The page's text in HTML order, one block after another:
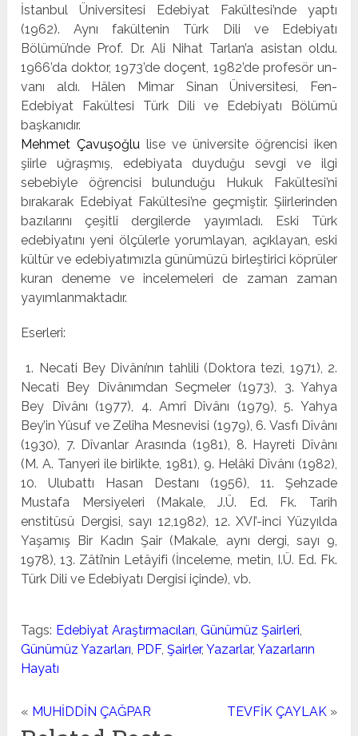
İstanbul Üniversitesi Edebi­yat Fakültesi’nde yaptı
(1962). Aynı fakültenin Türk Dili ve Edebiyatı
Bölümü’nde Prof. Dr. Ali Nihat Tarlan’a asistan oldu.
1966’da doktor, 1973’de doçent, 1982’de profesör un­
vanı aldı. Hâlen Mimar Sinan Üniversitesi, Fen-
Edebiyat Fa­kültesi Türk Dili ve Edebiyatı Bölümü
başkanıdır.
Mehmet Çavuşoğlu lise ve üniversite öğrencisi iken
şiirle uğraşmış, edebi­yata duyduğu sevgi ve ilgi
sebebiyle öğrencisi bulunduğu Hukuk Fakültesi’ni
bırakarak Edebiyat Fakültesi’ne geç­miştir. Şiirlerinden
bazılarını çeşitli dergilerde yayımladı. Eski Türk
edebiyatını yeni ölçülerle yorumlayan, açıkla­yan, eski
kültür ve edebiyatımızla günümüzü birleştirici köprüler
kuran deneme ve incelemeleri de zaman zaman
yayımlanmaktadır.
Eserleri:
1. Necati Bey Divânı’nın tahlili (Doktora tezi, 1971), 2.
Necati Bey Dîvânımdan Seçmeler (1973), 3. Yahya
Bey Dîvânı (1977), 4. Amrî Dîvânı (1979), 5. Yahya
Bey’in Yû­suf ve Zelîha Mesnevisi (1979), 6. Vasfı Dîvânı
(1930), 7. Dî­vanlar Arasında (1981), 8. Hayreti Dîvânı
(M. A. Tanyeri ile birlikte, 1981), 9. Helâkî Dîvânı (1982),
10. Ulubattı Hasan Destanı (1956), 11. Şehzade
Mustafa Mersiyeleri (Makale, J.Ü. Ed. Fk. Tarih
enstitüsü Dergisi, sayı 12,1982), 12. XVI’-inci Yüzyılda
Yaşamış Bir Kadın Şair (Makale, aynı dergi, sayı 9,
1978), 13. Zâtî’nin Letâyifi (İnceleme, metin, I.Ü. Ed. Fk.
Türk Dili ve Edebiyatı Dergisi içinde), vb.
Tags: Edebiyat Araştırmacıları,Günümüz Şairleri,
Günümüz Yazarları, PDF,Şairler,Yazarlar,Yazarların
Hayatı
« MUHİDDİN ÇAĞPAR TEVFİK ÇAYLAK»